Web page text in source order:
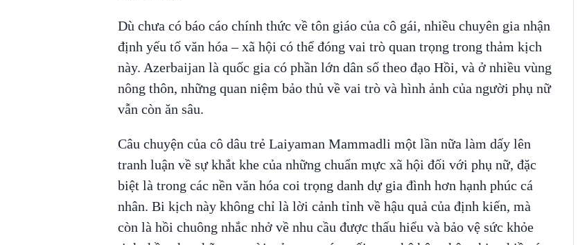
Dù chưa có báo cáo chính thức về tôn giáo của cô gái, nhiều chuyên gia nhận
định yếu tố văn hóa – xã hội có thể đóng vai trò quan trọng trong thảm kịch
này. Azerbaijan là quốc gia có phần lớn dân số theo đạo Hồi, và ở nhiều vùng
nông thôn, những quan niệm bảo thủ về vai trò và hình ảnh của người phụ nữ
vẫn còn ăn sâu.
Câu chuyện của cô dâu trẻ Laiyaman Mammadli một lần nữa làm dấy lên
tranh luận về sự khắt khe của những chuẩn mực xã hội đối với phụ nữ, đặc
biệt là trong các nền văn hóa coi trọng danh dự gia đình hơn hạnh phúc cá
nhân. Bi kịch này không chỉ là lời cảnh tỉnh về hậu quả của định kiến, mà
còn là hồi chuông nhắc nhở về nhu cầu được thấu hiểu và bảo vệ sức khỏe